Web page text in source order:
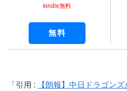
kindle無料
無料
引用 :
【朗報】中日ドラゴン